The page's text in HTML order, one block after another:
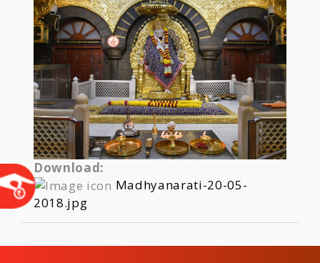
Download:
Madhyanarati-20-05-
2018.jpg